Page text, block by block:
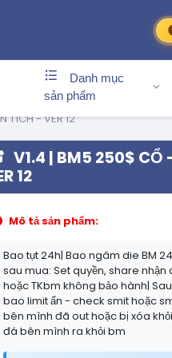
Danh mục
sản phẩm
TÍCH - VER 12
V1.4 | BM5 250$
12
Mô tả sản phẩm:
Bao tụt 24h| Bao ngâm die BM
sau mua: Set quyền, share nhận
hoặc TKbm không bảo hành|
bao limit ẩn - check smit hoặc
bên mình đã out hoặc bị xóa
đá bên mình ra khỏi bm